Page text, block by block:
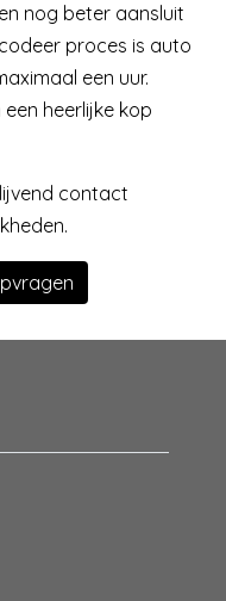
nog beter aansluit
proces is auto
een uur.
heerlijke kop
contact